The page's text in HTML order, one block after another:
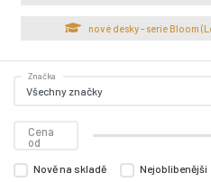
nové desky - serie Bloom
Značka
Cena
od
Nově na skladě Nejoblíbenější